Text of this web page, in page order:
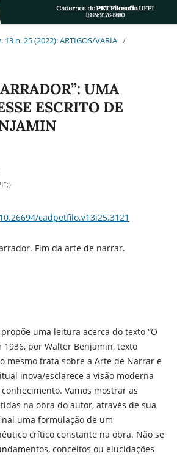
13 n. 25 (2022): ARTIGOS/VARIA /
UMA
ESCRITO DE
cadpetfilo.v13i25.3121
Fim da arte de narrar.
uma leitura acerca do texto “O
1936, por Walter Benjamin, texto
mesmo trata sobre a Arte de Narrar e
inova/esclarece a visão moderna
Vamos mostrar as
na obra do autor, através de sua
uma formulação de um
crítico constante na obra. Não se
conceitos ou elucidações